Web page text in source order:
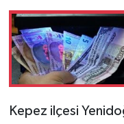
Kepez ilçesi